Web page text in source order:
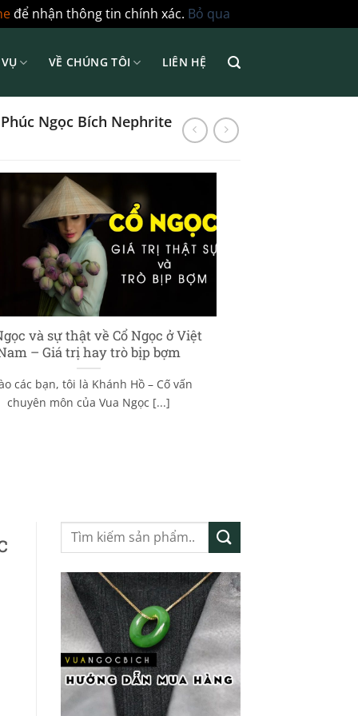
để nhận thông tin chính xác. Bỏ qua
VỀ CHÚNG TÔI LIÊN HỆ
Ngọc Bích Nephrite
và sự thật về Cổ Ngọc ở Việt
– Giá trị hay trò bịp bợm
các bạn, tôi là Khánh Hồ – Cố vấn
chuyên môn của Vua Ngọc [...]
Tìm
kiếm: